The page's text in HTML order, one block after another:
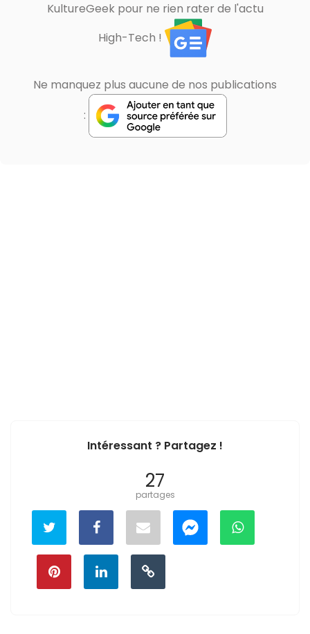
KultureGeek pour ne rien rater de l'actu
High-Tech !
Ne manquez plus aucune de nos publications
:
Intéressant ? Partagez !
27
partages